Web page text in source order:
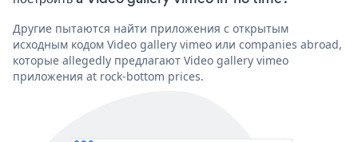
Другие пытаются найти приложения с открытым
исходным кодом Video gallery vimeo или companies abroad,
которые allegedly предлагают Video gallery vimeo
приложения at rock-bottom prices.